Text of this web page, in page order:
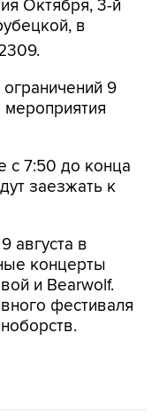
9
7:50 до конца
в
и Bearwolf.
фестиваля